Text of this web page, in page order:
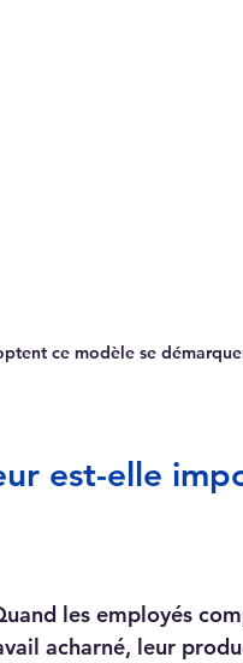
ce modèle se
est-elle
les employés
acharné, leur